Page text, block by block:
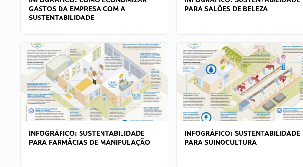
GASTOS DA EMPRESA COM A
SUSTENTABILIDADE
PARA SALÕES DE BELEZA
INFOGRÁFICO: SUSTENTABILIDADE
PARA FARMÁCIAS DE MANIPULAÇÃO
INFOGRÁFICO: SUSTENTABILIDADE
PARA SUINOCULTURA